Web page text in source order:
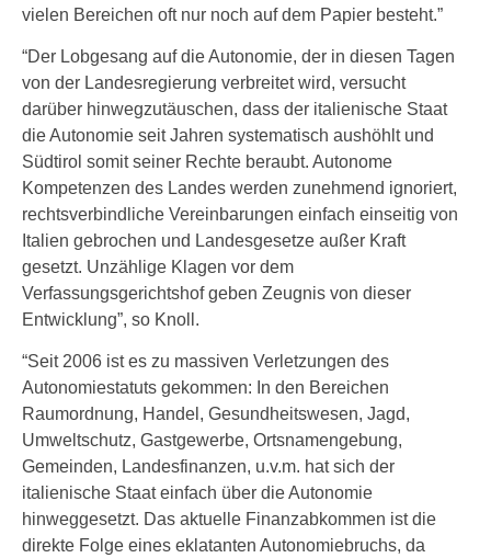
vielen Bereichen oft nur noch auf dem Papier besteht.”
“Der Lobgesang auf die Autonomie, der in diesen Tagen
von der Landesregierung verbreitet wird, versucht
darüber hinwegzutäuschen, dass der italienische Staat
die Autonomie seit Jahren systematisch aushöhlt und
Südtirol somit seiner Rechte beraubt. Autonome
Kompetenzen des Landes werden zunehmend ignoriert,
rechtsverbindliche Vereinbarungen einfach einseitig von
Italien gebrochen und Landesgesetze außer Kraft
gesetzt. Unzählige Klagen vor dem
Verfassungsgerichtshof geben Zeugnis von dieser
Entwicklung”, so Knoll.
“Seit 2006 ist es zu massiven Verletzungen des
Autonomiestatuts gekommen: In den Bereichen
Raumordnung, Handel, Gesundheitswesen, Jagd,
Umweltschutz, Gastgewerbe, Ortsnamengebung,
Gemeinden, Landesfinanzen, u.v.m. hat sich der
italienische Staat einfach über die Autonomie
hinweggesetzt. Das aktuelle Finanzabkommen ist die
direkte Folge eines eklatanten Autonomiebruchs, da